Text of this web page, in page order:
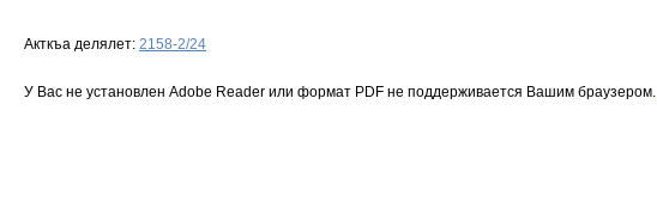
Акткъа делялет: 2158-2/24
У Вас не установлен Adobe Reader или формат PDF не поддерживается Вашим браузером.